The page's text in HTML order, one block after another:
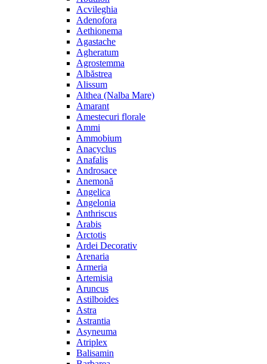
Acvileghia
Adenofora
Aethionema
Agastache
Agheratum
Agrostemma
Albăstrea
Alissum
Althea (Nalba Mare)
Amarant
Amestecuri florale
Ammi
Ammobium
Anacyclus
Anafalis
Androsace
Anemonă
Angelica
Angelonia
Anthriscus
Arabis
Arctotis
Ardei Decorativ
Arenaria
Armeria
Artemisia
Aruncus
Astilboides
Astra
Astrantia
Asyneuma
Atriplex
Balisamin